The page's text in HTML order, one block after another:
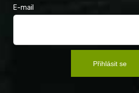
E-mail
Přihlásit se